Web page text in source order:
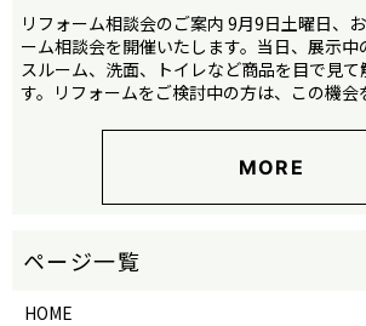
リフォーム相談会のご案内 9月9日土曜日、
ーム相談会を開催いたします。当日、展示
スルーム、洗面、トイレなど商品を目で見て
す。リフォームをご検討中の方は、この機
MORE
HOME